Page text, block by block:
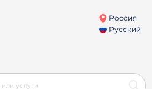
Россия
Русский